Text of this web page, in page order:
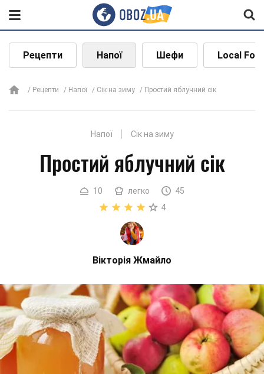
Рецепти Напої Шефи Local
Рецепти Напої Сік на зиму Простий яблучний сік
Напої Сік на зиму
Простий яблучний сік
10 легко
45
4
Вікторія Жмайло